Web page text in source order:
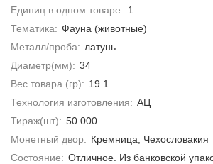
Единиц в одном товаре: 1
Тематика: Фауна (животные)
Металл/проба: латунь
Диаметр(мм): 34
Вес товара (гр): 19.1
Технология изготовления: АЦ
Тираж(шт): 50.000
Монетный двор: Кремница, Чехословакия
Состояние: Отличное. Из банковской